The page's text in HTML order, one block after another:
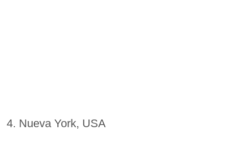
4. Nueva York, USA